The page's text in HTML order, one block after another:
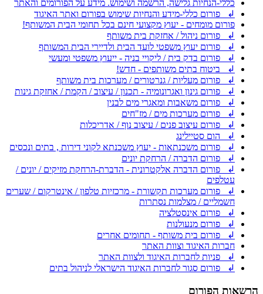
כללי-הנחיות גלישה, הרשמה ושימוש. מידע על הפורומים והאתר
↲ פורום כללי-מידע והנחיות שימוש בפורום ואתר האיגוד
פורום מומחים - יעוץ מקצועי חינם בכל תחומי הבית המשותף!
↲ פורום ניהול / אחזקת בית משותף
↲ פורום יעוץ משפטי לועד הבית ולדיירי הבית המשותף
↲ פורום בדק בית / ליקויי בניה - ייעוץ משפטי ומעשי
↲ ביטוח בתים משותפים - חדש!
↲ פורום מעליות / גנרטורים / מערכות בית משותף
↲ פורום גינון ואגרונומיה - תכנון / עיצוב / הקמת / אחזקת גינות
↲ פורום משאבות ומאגרי מים לבנין
↲ פורום מערכות מים / מז"חים
↲ פורום עיצוב פנים / עיצוב נוף / אדריכלות
↲ הום סטיילינג
↲ פורום משכנתאות - יעוץ משכנתא לקוני דירות , בתים ונכסים
↲ פורום הדברה / הרחקת יונים
↲ פורום הדברה אלקטרונית - הדברת-הרחקת מזיקים / יונים /
עטלפים
↲ פורום מערכות תקשורת - מרכזיות טלפון / אינטרקום / שערים
חשמליים / מצלמות נסתרות
↲ פורום אינסטלציה
↲ פורום מנעולנות
↲ פורום בית משותף - תחומים אחרים
חברות האיגוד וצוות האתר
↲ פניות לחברות האיגוד ולצוות האתר
↲ פורום סגור לחברות האיגוד הישראלי לניהול בתים
הרשאות הפורום